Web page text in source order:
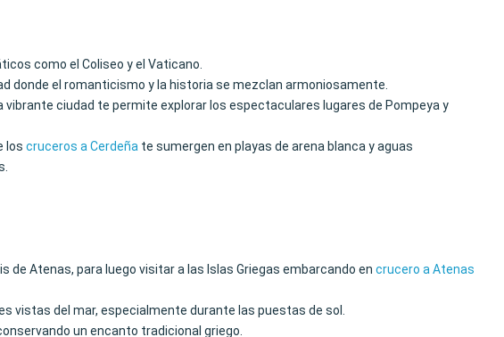
como el Coliseo y el Vaticano.
donde el romanticismo y la historia se mezclan armoniosamente.
ciudad te permite explorar los espectaculares lugares de Pompeya y
los cruceros a Cerdeña te sumergen en playas de arena blanca y aguas
Atenas, para luego visitar a las Islas Griegas embarcando en crucero a Atenas
vistas del mar, especialmente durante las puestas de sol.
un encanto tradicional griego.